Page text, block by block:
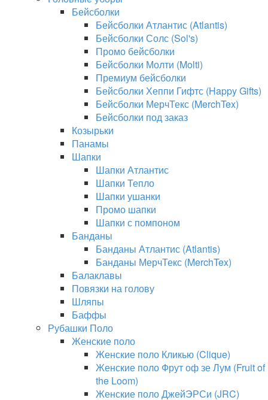
Бейсболки
Бейсболки Атлантис (Atlantis)
Бейсболки Солс (Sol's)
Промо бейсболки
Бейсболки Молти (Molti)
Премиум бейсболки
Бейсболки Хеппи Гифтс (Happy Gifts)
Бейсболки МерчТекс (MerchTex)
Бейсболки под заказ
Козырьки
Панамы
Шапки
Шапки Атлантис
Шапки Тепло
Шапки ушанки
Промо шапки
Шапки с помпоном
Банданы
Банданы Атлантис (Atlantis)
Банданы МерчТекс (MerchTex)
Балаклавы
Повязки на голову
Шляпы
Баффы
Рубашки Поло
Женские поло
Женские поло Кликью (Clique)
Женские поло Фрут оф зе Лум (Fruit of
the Loom)
Женские поло ДжейЭРСи (JRC)